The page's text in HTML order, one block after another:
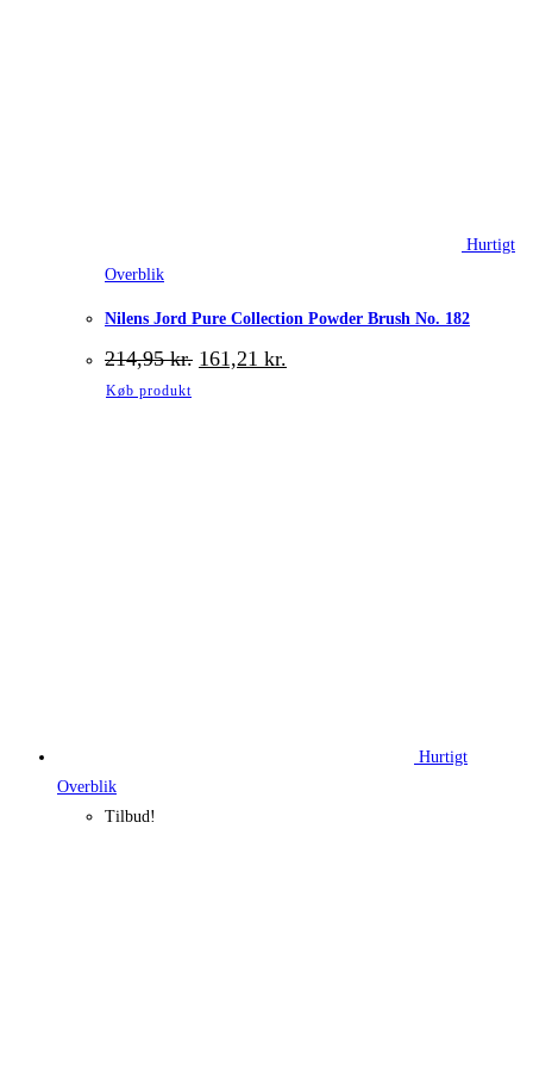
Hurtigt
Overblik
Nilens Jord Pure Collection Powder Brush No. 182
214,95kr. Den
oprindelige
161,21 kr.
aktuelle
Køb produkt
Hurtigt
Overblik
Tilbud!